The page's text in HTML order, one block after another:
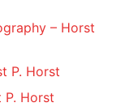
– Horst
P. Horst
P. Horst